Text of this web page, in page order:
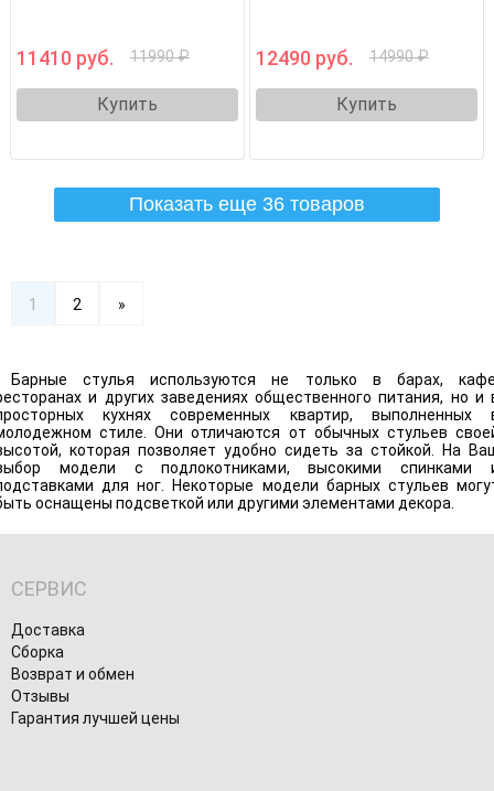
11410 руб. 11990 ₽
Купить
12490 руб. 14990 ₽
Купить
Показать еще 36 товаров
1 2 »
Барные стулья используются не только в барах,
и других заведениях общественного питания, но и
кухнях современных квартир, выполненных
стиле. Они отличаются от обычных стульев
которая позволяет удобно сидеть за стойкой. На
модели с подлокотниками, высокими спинками
для ног. Некоторые модели барных стульев
оснащены подсветкой или другими элементами декора.
СЕРВИС
Доставка
Сборка
Возврат и обмен
Отзывы
Гарантия лучшей цены